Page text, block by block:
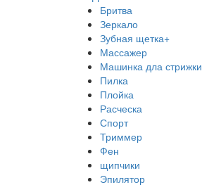
Бритва
Зеркало
Зубная щетка+
Массажер
Машинка дла стрижки
Пилка
Плойка
Расческа
Спорт
Триммер
Фен
щипчики
Эпилятор